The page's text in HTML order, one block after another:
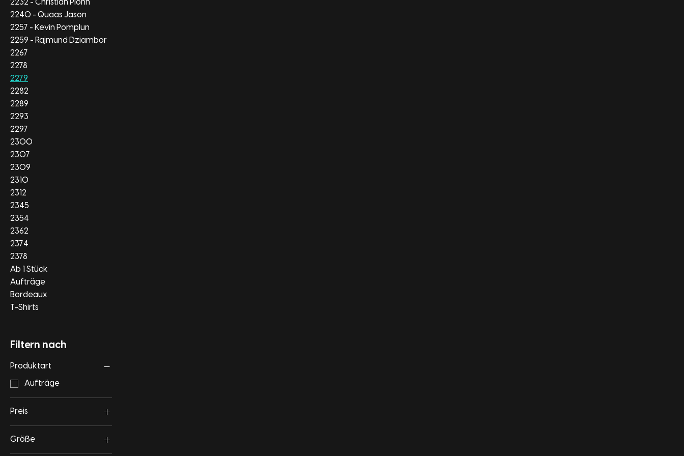
2232 - Christian Plöhn
2240 - Quaas Jason
2257 - Kevin Pomplun
2259 - Rajmund Dziambor
2267
2278
2279
2282
2289
2293
2297
2300
2307
2309
2310
2312
2345
2354
2362
2374
2378
Ab 1 Stück
Aufträge
Bordeaux
T-Shirts
Filtern nach
Produktart
Aufträge
Preis
17 € 19 €
Größe